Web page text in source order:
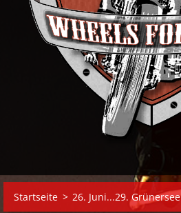
Startseite > 26. Juni...29. Grünersee